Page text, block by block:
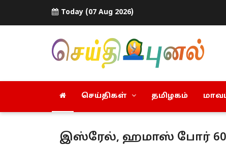
Today (07 Aug 2026)
செய்திகள் தமிழகம்
இஸ்ரேல், ஹமாஸ் போர்